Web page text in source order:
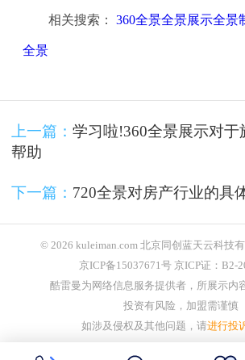
相关搜索： 360全景全景展示全景
全景
上一篇： 学习啦!360全景展示对于
帮助
下一篇： 720全景对房产行业的具
© 2026 kuleiman.com 北京同创蓝天云科技
京ICP备15037671号 京ICP证：B2-
酷雷曼为网络信息服务提供者，所展示内
投资有风险，加盟需谨慎
如涉及侵权及其他问题，请进行投